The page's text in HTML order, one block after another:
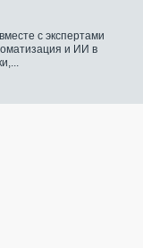
с экспертами
и ИИ в